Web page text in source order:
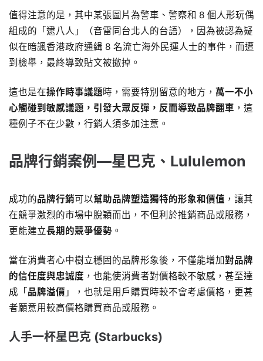
值得注意的是，其中某張圖片為警車、警察和 8 個人形玩偶
組成的「逮八人」（音雷同台北人的台語），因為被認為疑
似在暗諷香港政府通緝 8 名流亡海外民運人士的事件，而遭
到檢舉，最終導致貼文被撤掉。
這也是在操作時事議題時，需要特別留意的地方， 萬一不小
心觸碰到敏感議題，引發大眾反彈，反而導致品牌翻車 ，這
種例子不在少數，行銷人須多加注意。
品牌行銷案例―星巴克、Lululemon
成功的品牌行銷可以幫助品牌塑造獨特的形象和價值 ，讓其
在競爭激烈的市場中脫穎而出，不但利於推銷商品或服務，
更能建立長期的競爭優勢 。
當在消費者心中樹立穩固的品牌形象後，不僅能增加對品牌
的信任度與忠誠度 ，也能使消費者對價格較不敏感，甚至達
成「 品牌溢價 」，也就是用戶購買時較不會考慮價格，更甚
者願意用較高價格購買商品或服務。
人手一杯星巴克 (Starbucks)